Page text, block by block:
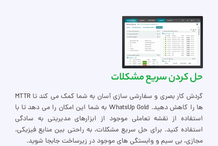
حل کردن سریع مشکلات
گردش کار بصری و سفارشی سازی آسان به شما کمک می کند تا MTTR
ها را کاهش دهید. WhatsUp Gold به شما این امکان را می دهد تا با
استفاده از نقشه تعاملی موجود از ابزارهای مدیریتی به سادگی
استفاده کنید. برای حل سریع مشکلات، به راحتی بین منابع فیزیکی،
مجازی، بی سیم و وابستگی های موجود در زیرساخت جابجا شوید.